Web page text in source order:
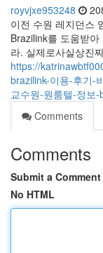
royvjxe953248
이전 수원 레지던스
Brazilink를 도움받
라. 실제로사실상진
https://
brazilink-이용-후기-
교수원-원룸텔-정보
Comments
Comments
Submit a Comment
No HTML